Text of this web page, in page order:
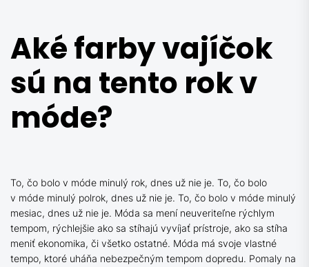
Aké farby vajíčok
sú na tento rok v
móde?
To, čo bolo v móde minulý rok, dnes už nie je. To, čo bolo
v móde minulý polrok, dnes už nie je. To, čo bolo v móde minulý
mesiac, dnes už nie je. Móda sa mení neuveriteľne rýchlym
tempom, rýchlejšie ako sa stíhajú vyvíjať prístroje, ako sa stíha
meniť ekonomika, či všetko ostatné. Móda má svoje vlastné
tempo, ktoré uháňa nebezpečným tempom dopredu. Pomaly na